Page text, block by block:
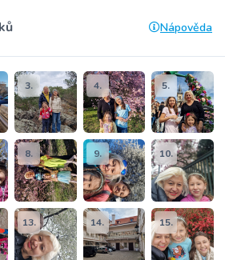
Nápověda
3. 4. 5.
8. 9. 10.
13. 14. 15.